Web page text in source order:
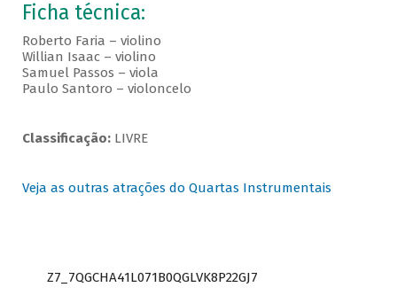
Ficha técnica:
Roberto Faria – violino
Willian Isaac – violino
Samuel Passos – viola
Paulo Santoro – violoncelo
Classificação:LIVRE
Veja as outras atrações do Quartas Instrumentais
Z7_7QGCHA41L071B0QGLVK8P22GJ7